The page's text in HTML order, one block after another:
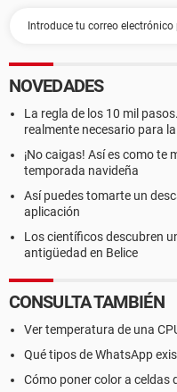
NOVEDADES
La regla de los 10 mil
realmente necesario para
¡No caigas! Así es como te
temporada navideña
Así puedes tomarte un
aplicación
Los científicos descubren
antigüedad en Belice
CONSULTA TAMBIÉN
Ver temperatura de una
Qué tipos de WhatsApp
Cómo poner color a celdas